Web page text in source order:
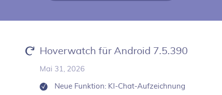
Hoverwatch für Android 7.5.390
Mai 31, 2026
Neue Funktion: KI-Chat-Aufzeichnung